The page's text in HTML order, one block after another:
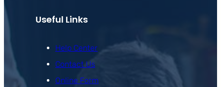
Useful Links
Help Center
Contact Us
Online Form